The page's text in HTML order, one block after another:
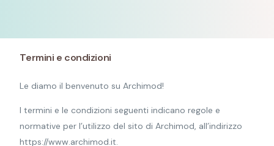
Termini e condizioni
Le diamo il benvenuto su Archimod!
I termini e le condizioni seguenti indicano regole e
normative per l’utilizzo del sito di Archimod, all’indirizzo
https://www.archimod.it.